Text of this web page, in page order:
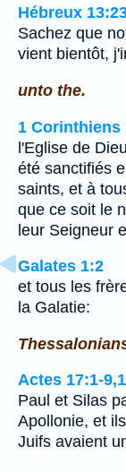
Hébreux
Sachez que
vient bientôt,
unto the.
1 Corinthiens
l'Eglise de
été sanctifiés
saints, et à
que ce soit le
leur Seigneur
Galates 1:2
et tous les
la Galatie:
Actes 17:1-
Paul et Silas
Apollonie, et
Juifs avaient